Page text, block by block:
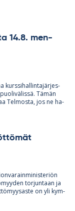
14.8. men­
kurs­si­hal­lin­ta­jär­jes­
Tä­män
Tel­mosta, jos ne ha­
tor­jun­taan ja
on yli kym­